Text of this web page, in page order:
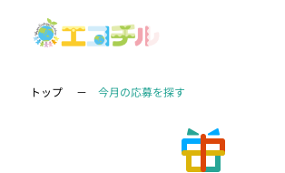
トップ 今月の応募を探す